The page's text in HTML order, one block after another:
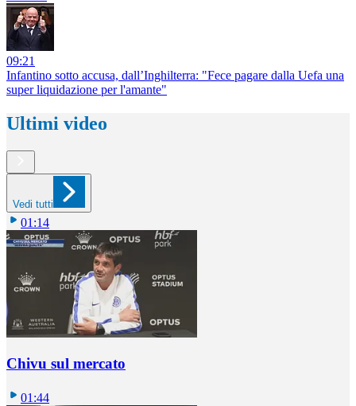
09:21
Infantino sotto accusa, dall’Inghilterra: "Fece pagare dalla Uefa una
super liquidazione per l'amante"
Ultimi video
Vedi tutti
01:14
Chivu sul mercato
01:44